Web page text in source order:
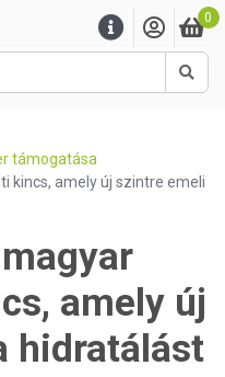
0
támogatása
kincs, amely új szintre emeli
amely új
hidratálást